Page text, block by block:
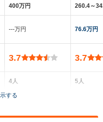
400万円
‐‐‐万円
3.7
4人
2ドア
260.4～
76.6万円
3.7
5人
する